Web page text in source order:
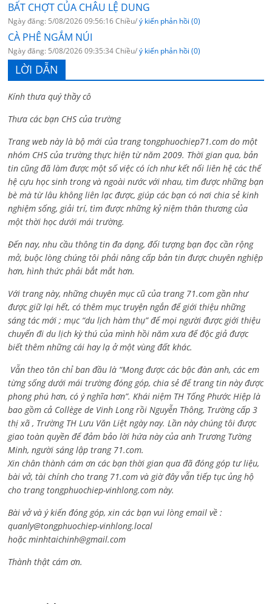
BẤT CHỢT CỦA CHÂU LỆ DUNG
Ngày đăng: 5/08/2026 09:56:16 Chiều/ý kiến phản hồi (0)
CÀ PHÊ NGẮM NÚI
Ngày đăng: 5/08/2026 09:35:34 Chiều/ý kiến phản hồi (0)
LỜI DẪN
Kính thưa quý thầy cô
Thưa các bạn CHS của trường
Trang web này là bộ mới của trang tongphuochiep71.com do một
nhóm CHS của trường thực hiện từ năm 2009. Thời gian qua, bản
tin cũng đã làm được một số việc có ích như kết nối liên hệ các thế
hệ cựu học sinh trong và ngoài nước với nhau, tìm được những bạn
bè mà từ lâu không liên lạc được, giúp các bạn có nơi chia sẻ kinh
nghiệm sống, giải trí, tìm được những kỷ niệm thân thương của
một thời học dưới mái trường.
Đến nay, nhu cầu thông tin đa dạng, đối tượng bạn đọc cần rộng
mở, buộc lòng chúng tôi phải nâng cấp bản tin được chuyên nghiệp
hơn, hình thức phải bắt mắt hơn.
Với trang này, những chuyên mục cũ của trang 71.com gần như
được giữ lại hết, có thêm mục truyện ngắn để giới thiệu những
sáng tác mới ; mục “du lịch hàm thụ” để mọi người được giới thiệu
chuyến đi du lịch kỳ thú của mình hồi năm xưa để độc giả được
biết thêm những cái hay lạ ở một vùng đất khác.
Vẫn theo tôn chỉ ban đầu là “Mong được các bậc đàn anh, các em
từng sống dưới mái trường đóng góp, chia sẻ để trang tin này được
phong phú hơn, có ý nghĩa hơn”. Khái niệm TH Tống Phước Hiệp là
bao gồm cả Collège de Vinh Long rồi Nguyễn Thông, Trường cấp 3
thị xã , Trường TH Lưu Văn Liệt ngày nay. Lần này chúng tôi được
giao toàn quyền để đảm bảo lời hứa này của anh Trương Tường
Minh, người sáng lập trang 71.com.
Xin chân thành cám ơn các bạn thời gian qua đã đóng góp tư liệu,
bài vở, tài chính cho trang 71.com và giờ đây vẫn tiếp tục ủng hộ
cho trang tongphuochiep-vinhlong.com này.
Bài vở và ý kiến đóng góp, xin các bạn vui lòng email về :
quanly@tongphuochiep-vinhlong.local
hoặcminhtaichinh@gmail.com
Thành thật cám ơn.